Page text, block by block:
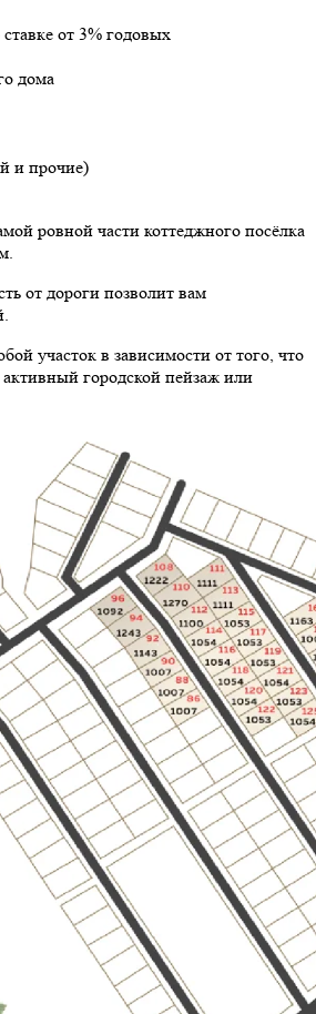
от 3% годовых
дома
и прочие)
ровной части коттеджного посёлка
от дороги позволит вам
участок в зависимости от того, что
активный городской пейзаж или